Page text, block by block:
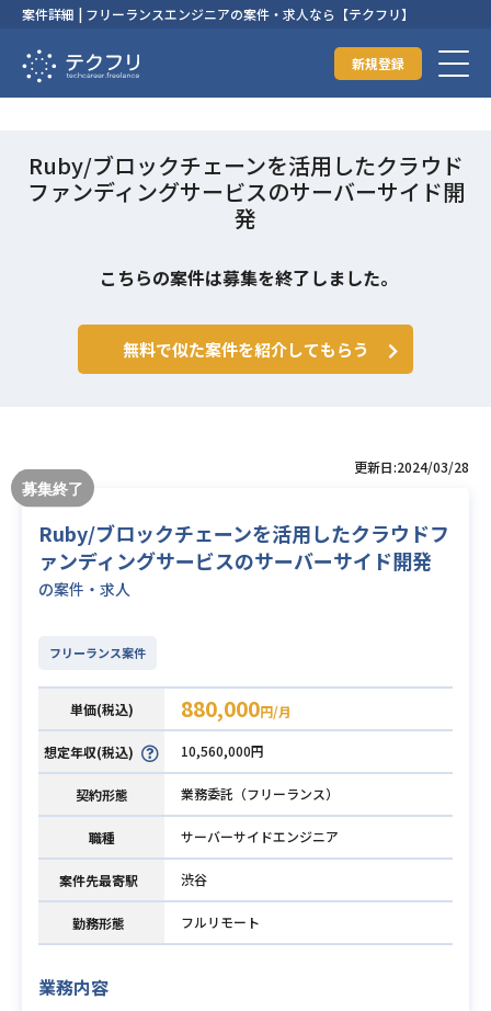
案件詳細 | フリーランスエンジニアの案件・求人なら【テクフリ】
新規登録
Ruby/ブロックチェーンを活用したクラウド
ファンディングサービスのサーバーサイド開
発
こちらの案件は募集を終了しました。
無料で似た案件を紹介してもらう
更新日:2024/03/28
Ruby/ブロックチェーンを活用したクラウドフ
ァンディングサービスのサーバーサイド開発
の案件・求人
フリーランス案件
単価(税込) 880,000円/月
想定年収(税込) 10,560,000円
契約形態 業務委託（フリーランス）
職種 サーバーサイドエンジニア
案件先最寄駅 渋谷
勤務形態 フルリモート
業務内容